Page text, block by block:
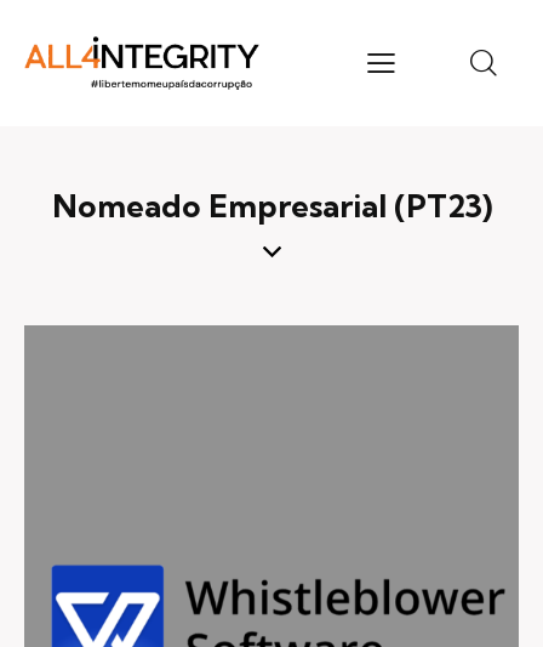
Nomeado Empresarial (PT23)